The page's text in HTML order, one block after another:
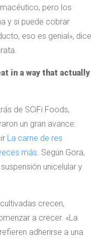
pero los
y si puede cobrar
eso es genial», dice
in a way that actually
de SCiFi Foods,
un gran avance:
La carne de res
más. Según Gora,
unicelular y
crecen,
a crecer. «La
adherirse a una